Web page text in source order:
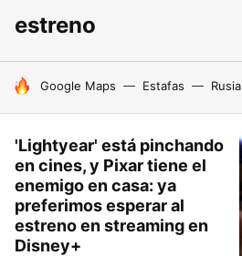
estreno
HOY SE HABLA DE
Google Maps Estafas Rusia
'Lightyear' está pinchando
en cines, y Pixar tiene el
enemigo en casa: ya
preferimos esperar al
estreno en streaming en
Disney+